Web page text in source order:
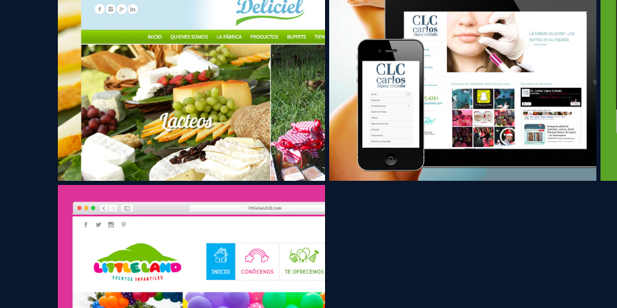
Deliciel Dr. Carlos López Collado
Little Land